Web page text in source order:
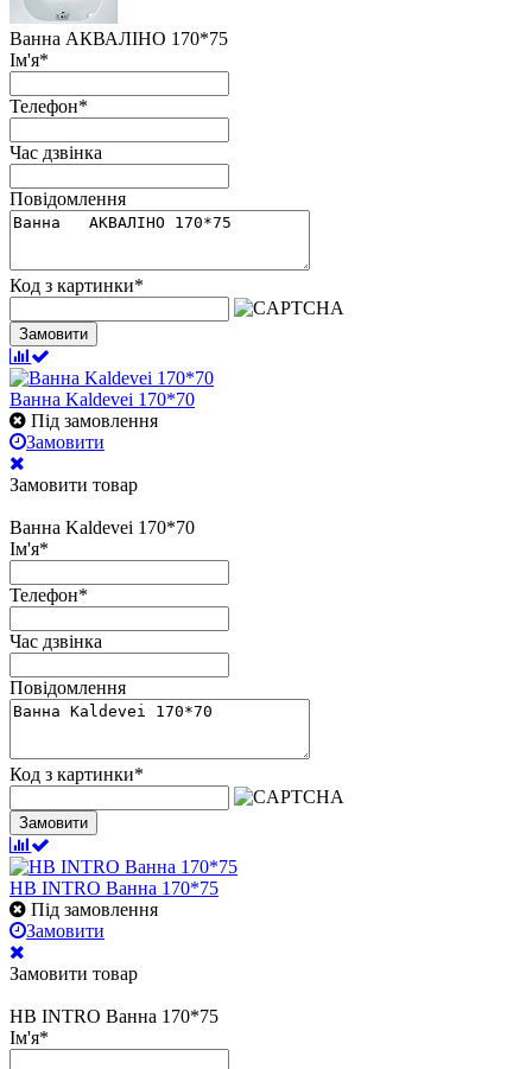
Ванна АКВАЛІНО 170*75
Ім'я*
Телефон*
Час дзвінка
Повідомлення
Код з картинки*
Замовити
Ванна Kaldevei 170*70
Під замовлення
Замовити
Замовити товар
Ванна Kaldevei 170*70
Ім'я*
Телефон*
Час дзвінка
Повідомлення
Код з картинки*
Замовити
HB INTRO Ванна 170*75
Під замовлення
Замовити
Замовити товар
HB INTRO Ванна 170*75
Ім'я*